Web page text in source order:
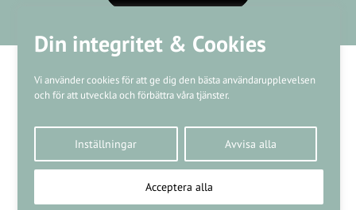
Din integritet & Cookies
Vi använder cookies för att ge dig den bästa användarupplevelsen
och för att utveckla och förbättra våra tjänster.
Inställningar Avvisa alla
Acceptera alla
Kundtjänst